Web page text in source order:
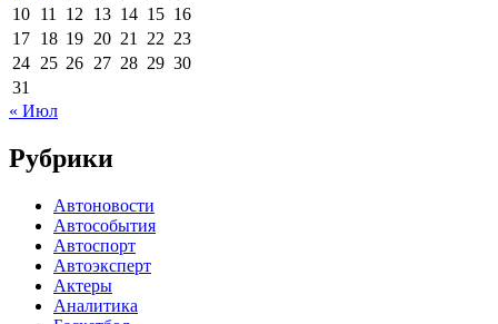
10 11 12 13 14 15 16
17 18 19 20 21 22 23
24 25 26 27 28 29 30
31
« Июл
Рубрики
Автоновости
Автособытия
Автоспорт
Автоэксперт
Актеры
Аналитика